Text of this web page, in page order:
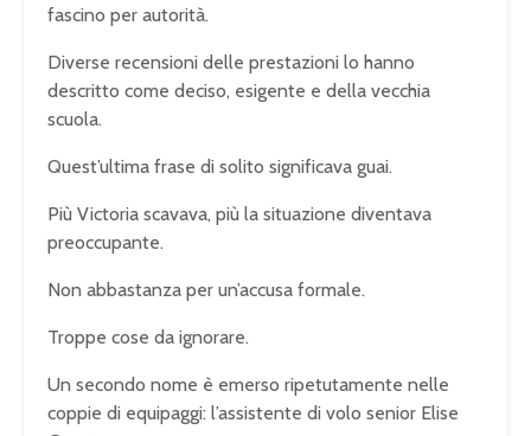
fascino per autorità.
Diverse recensioni delle prestazioni lo hanno
descritto come deciso, esigente e della vecchia
scuola.
Quest’ultima frase di solito significava guai.
Più Victoria scavava, più la situazione diventava
preoccupante.
Non abbastanza per un’accusa formale.
Troppe cose da ignorare.
Un secondo nome è emerso ripetutamente nelle
coppie di equipaggi: l’assistente di volo senior Elise